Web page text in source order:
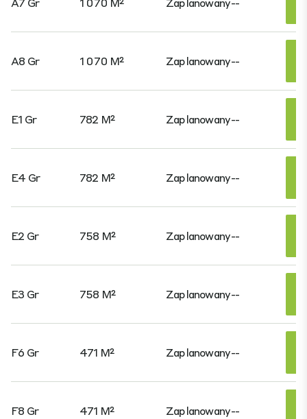
A8 Gr 1 070 M² Zaplanowany--
E1 Gr 782 M² Zaplanowany--
E4 Gr 782 M² Zaplanowany--
E2 Gr 758 M² Zaplanowany--
E3 Gr 758 M² Zaplanowany--
F6 Gr 471 M² Zaplanowany--
F8 Gr 471 M² Zaplanowany--